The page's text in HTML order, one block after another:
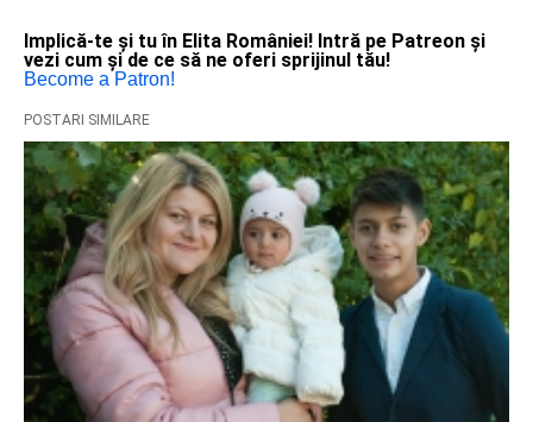
Implică-te și tu în Elita României! Intră pe Patreon și
vezi cum și de ce să ne oferi sprijinul tău!
Become a Patron!
POSTARI SIMILARE